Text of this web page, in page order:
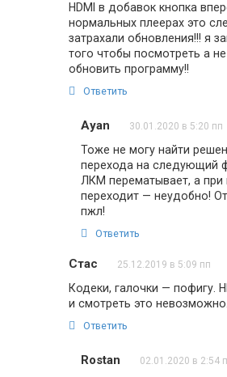
HDMI в добавок кнопка
нормальных плеерах это
затрахали обновления!!! я
того чтобы посмотреть а
обновить программу!!
Ответить
Ayan 30.01.2020 в 5:20 пп
Тоже не могу найти
перехода на следующий
ЛКМ перематывает, а
переходит — неудобно!
пжл!
Ответить
Стас 25.12.2019 в 5:09 пп
Кодеки, галочки — пофигу.
и смотреть это невозможно.
Ответить
Rostan 02.01.2020 в 2:54